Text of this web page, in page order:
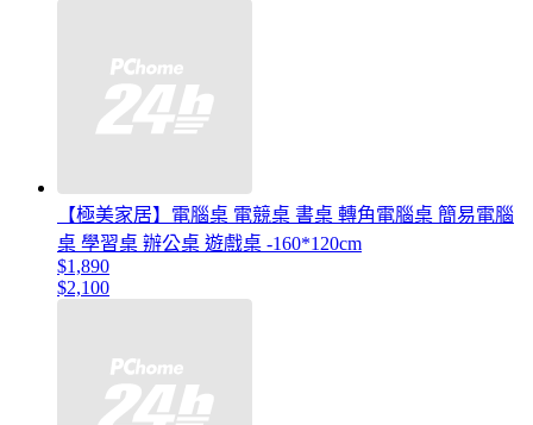
【極美家居】電腦桌 電競桌 書桌 轉角電腦桌 簡易電腦
桌 學習桌 辦公桌 遊戲桌 -160*120cm
$1,890
$2,100